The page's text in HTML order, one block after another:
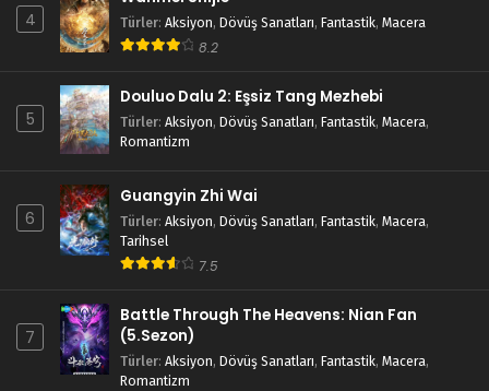
Blm 77 - Eylül 8, 2024
Blm 76 - Eylül 1, 2024
Blm 75 - Ağustos 25, 2024
Legend of Xianwu 74.Bölüm
Legend of Xianwu 73.Bölüm
Blm 73 - Ağustos 11, 2024
4 Türler: Aksiyon, Dövüş Sanatları, Fantastik, Macera
8.2
5
Douluo Dalu 2: Eşsiz Tang Mezhebi
Türler: Aksiyon, Dövüş Sanatları, Fantastik, Macera,
Romantizm
6
Guangyin Zhi Wai
Türler: Aksiyon, Dövüş Sanatları, Fantastik, Macera,
Tarihsel
7.5
7
Battle Through The Heavens: Nian Fan
(5.Sezon)
Türler: Aksiyon, Dövüş Sanatları, Fantastik, Macera,
Romantizm